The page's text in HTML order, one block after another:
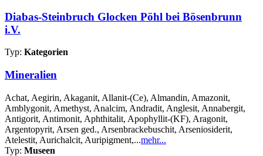
Diabas-Steinbruch Glocken Pöhl bei Bösenbrunn
i.V.
Typ: Kategorien
Mineralien
Achat, Aegirin, Akaganit, Allanit-(Ce), Almandin, Amazonit,
Amblygonit, Amethyst, Analcim, Andradit, Anglesit, Annabergit,
Antigorit, Antimonit, Aphthitalit, Apophyllit-(KF), Aragonit,
Argentopyrit, Arsen ged., Arsenbrackebuschit, Arseniosiderit,
Atelestit, Aurichalcit, Auripigment,...mehr...
Typ: Museen